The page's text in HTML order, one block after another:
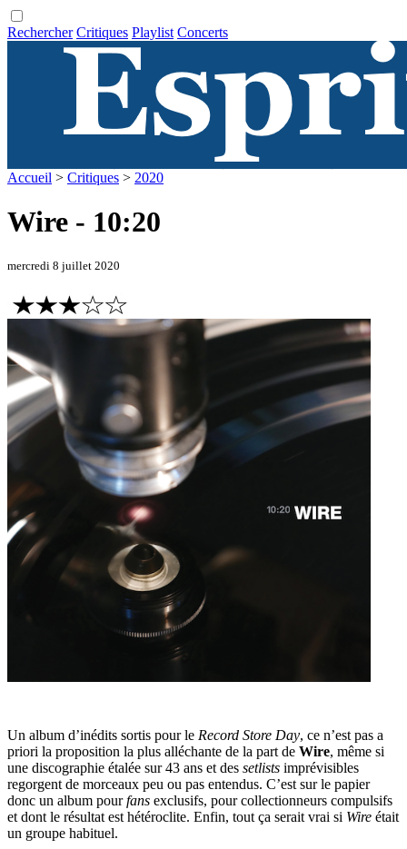
Rechercher Critiques Playlist Concerts
Accueil > Critiques > 2020
Wire - 10:20
mercredi 8 juillet 2020
Un album d’inédits sortis pour le Record Store Day, ce n’est pas a
priori la proposition la plus alléchante de la part de Wire, même si
une discographie étalée sur 43 ans et des setlists imprévisibles
regorgent de morceaux peu ou pas entendus. C’est sur le papier
donc un album pourfans exclusifs, pour collectionneurs compulsifs
et dont le résultat est hétéroclite. Enfin, tout ça serait vrai si Wire était
un groupe habituel.